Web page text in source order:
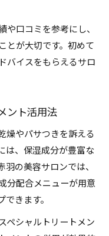
や口コミを参考にし、
とが大切です。初めて
バイスをもらえるサロ
ント活用法
燥やパサつきを訴える
は、保湿成分が豊富な
羽の美容サロンでは、
分配合メニューが用意
きます。
ペシャルトリートメン